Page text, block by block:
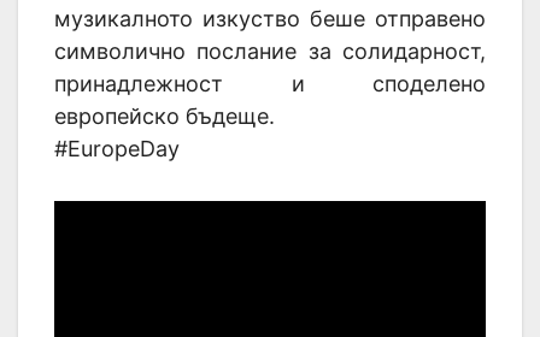
музикалното изкуство беше отправено
символично послание за солидарност,
принадлежност и споделено
европейско бъдеще.
#EuropeDay